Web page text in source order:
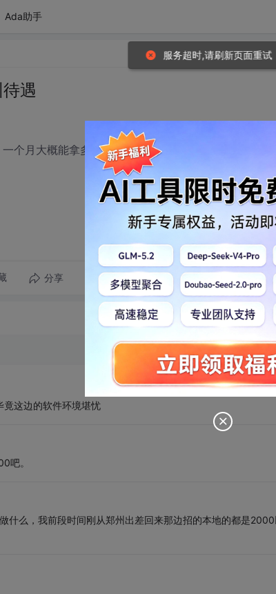
Ada助手
遇
个月大概能拿多少钱？
分享 转发到动态
这边的软件环境堪忧
吧。
什么，我前段时间刚从郑州出差回来那边招的本地的都是
服务超时,请刷新页面重试